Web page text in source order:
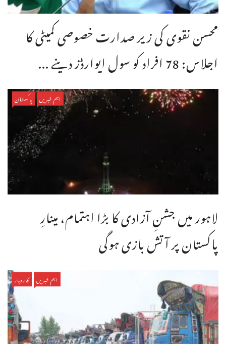
محسن نقوی کی زیر صدارت خصوصی کمیٹی کا
اجلاس: 78 افراد کو سول ایوارڈز دینے ...
اہم خبریں پاکستان
لاہور میں جشنِ آزادی کا بڑا اہتمام، مینارِ
پاکستان پر آتش بازی ہوگی
اہم خبریں کاروبار